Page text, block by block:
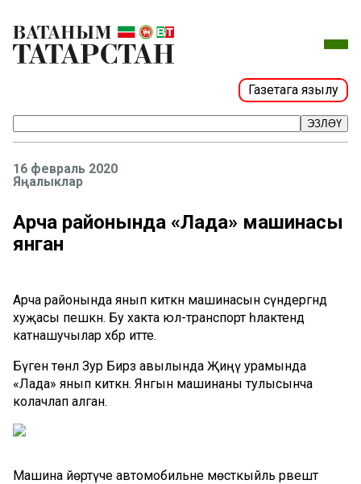
Газетага язылу
ЭЗЛӘҮ
16 февраль 2020
Яңалыклар
Арча районында «Лада» машинасы
янган
Арча районында янып киткән машинасын сүндергәндә
хуҗасы пешкән. Бу хакта юл-транспорт һәлакәтендә
катнашучылар хәбәр итте.
Бүген төнлә Зур Бирәзә авылында Җиңү урамында
«Лада» янып киткән. Янгын машинаны тулысынча
колачлап алган.
Машина йөртүче автомобильне мөстәкыйль рәвештә